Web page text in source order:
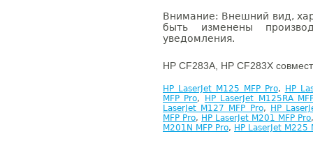
Внимание: Внешний вид,
быть изменены
уведомления.
HP CF283A, HP CF283X
HP LaserJet M125 MFP Pro,
HP
MFP Pro,
HP LaserJet M125RA
LaserJet M127 MFP Pro,
HP
MFP Pro, HP LaserJet M201 MFP Pro
M201N MFP Pro, HP LaserJet M225